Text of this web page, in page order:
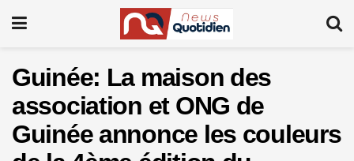
Guinée: La maison des
association et ONG de
Guinée annonce les couleurs